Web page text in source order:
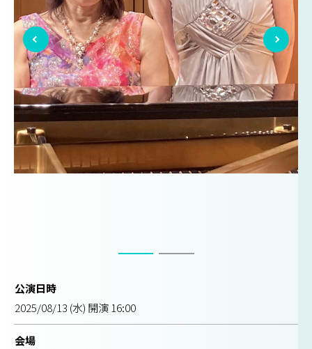
公演日時
2025/08/13 (水) 開演 16:00
会場